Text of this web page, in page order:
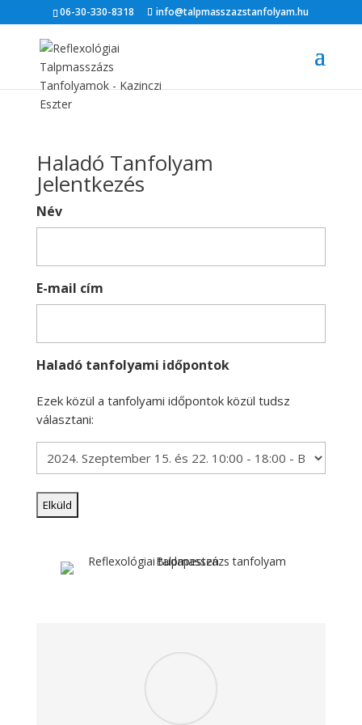
06-30-330-8318 info@talpmasszazstanfolyam.hu
Haladó Tanfolyam
Jelentkezés
Név
E-mail cím
Haladó tanfolyami időpontok
Ezek közül a tanfolyami időpontok közül tudsz
választani: